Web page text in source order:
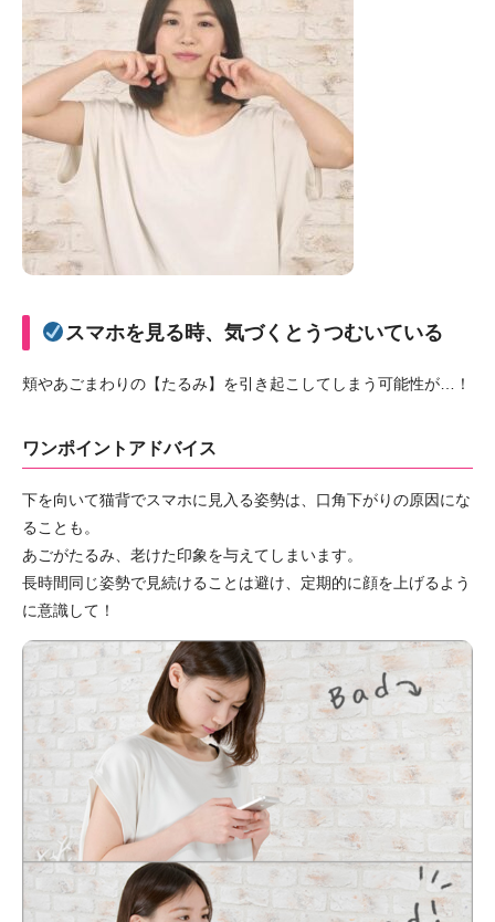
スマホを見る時、気づくとうつむいている
頬やあごまわりの【たるみ】を引き起こしてしまう可能性が…！
ワンポイントアドバイス
下を向いて猫背でスマホに見入る姿勢は、口角下がりの原因にな
ることも。
あごがたるみ、老けた印象を与えてしまいます。
長時間同じ姿勢で見続けることは避け、定期的に顔を上げるよう
に意識して！